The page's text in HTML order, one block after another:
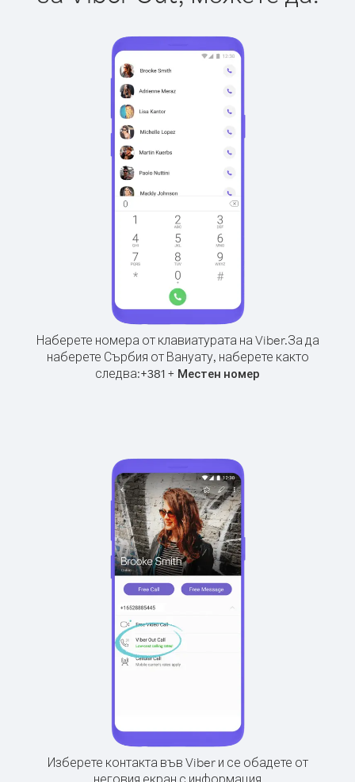
Наберете номера от клавиатурата на Viber.За да
наберете Сърбия от Вануату, наберете както
следва:+381 + Местен номер
Изберете контакта във Viber и се обадете от
неговия екран с информация